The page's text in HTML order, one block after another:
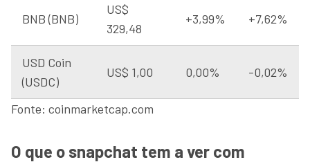
BNB (BNB)
US$
329,48
+3,99% +7,62%
USD Coin
(USDC)
US$ 1,00 0,00% -0,02%
Fonte: coinmarketcap.com
O que o snapchat tem a ver com